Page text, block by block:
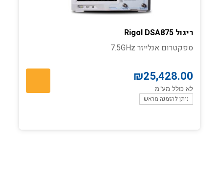
ריגול Rigol DSA875
ספקטרום אנלייזר 7.5GHz
₪25,428.00
לא כולל מע"מ
ניתן להזמנה מראש